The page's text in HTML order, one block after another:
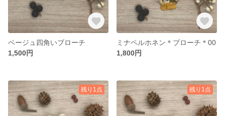
ベージュ四角いブローチ
1,500円
ミナペルホネン＊ブローチ＊00
1,800円
残り1点 残り1点